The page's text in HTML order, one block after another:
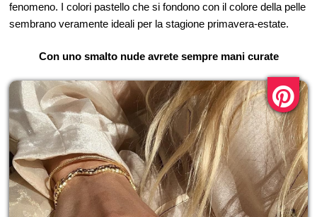
fenomeno. I colori pastello che si fondono con il colore della pelle
sembrano veramente ideali per la stagione primavera-estate.
Con uno smalto nude avrete sempre mani curate